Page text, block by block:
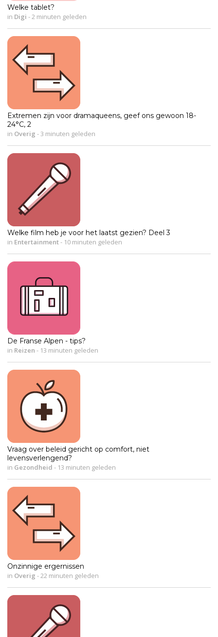
Welke tablet?
in Digi -2 minuten geleden
Extremen zijn voor dramaqueens, geef ons gewoon 18-
24°C, 2
in Overig -3 minuten geleden
Welke film heb je voor het laatst gezien? Deel 3
in Entertainment- 10 minuten geleden
De Franse Alpen - tips?
in Reizen - 13 minuten geleden
Vraag over beleid gericht op comfort, niet
levensverlengend?
in Gezondheid - 13 minuten geleden
Onzinnige ergernissen
in Overig -22 minuten geleden